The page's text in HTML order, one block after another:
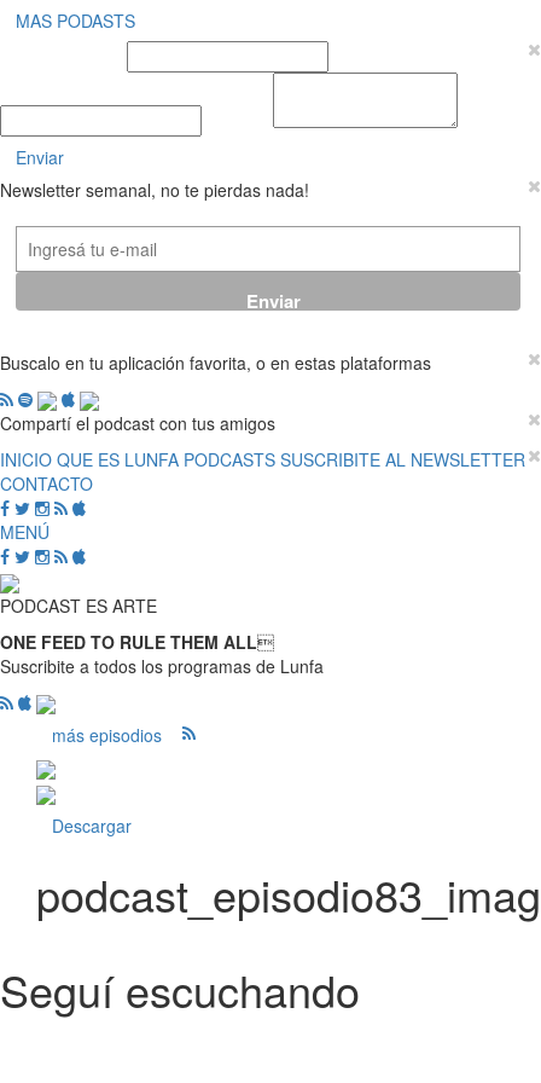
MAS PODASTS
Enviar
Newsletter semanal, no te pierdas nada!
Buscalo en tu aplicación favorita, o en estas plataformas
Compartí el podcast con tus amigos
INICIO QUE ES LUNFA PODCASTS SUSCRIBITE AL NEWSLETTER
CONTACTO
MENÚ
PODCAST ES ARTE
ONE FEED TO RULE THEM ALL
Suscribite a todos los programas de Lunfa
más episodios
Descargar
Seguí escuchando